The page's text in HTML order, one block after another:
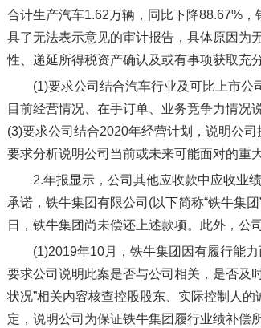
合计生产汽车1.62万辆，同比下降88.67%
具了无法表示意见的审计报告，具体原因为
性、递延所得税资产确认及或有事项获取充
(1)要求公司结合汽车行业及可比上市
目前经营情况、在手订单、业务竞争力情况
(3)要求公司结合2020年经营计划，说明公
要求分析说明公司当前或未来可能面对的重
2.年报显示，公司其他应收款中应收业
承诺，铁牛集团有限公司(以下简称“铁牛集
日，铁牛集团尚未偿还上述款项。此外，公
(1)2019年10月，铁牛集团因有履行能
要求公司说明此案是否与公司相关，是否及
状况”相关内容核查控股股东、实际控制人
定，说明公司为保证铁牛集团履行业绩补偿